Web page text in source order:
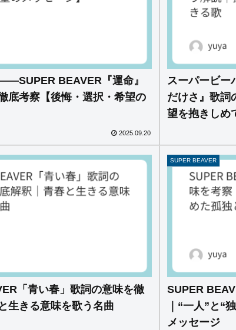
BEAVER『運命』
底考察【後悔・選択・希望の
2025.09.20
スーパービー
だけさ』歌詞
望を抱きしめ
「青い春」歌詞の意味を徹
生きる意味を歌う名曲
SUPER BEAVER
SUPER
｜“一人”と“
メッセージ